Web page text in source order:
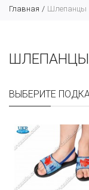
Главная Шлепанцы
ШЛЕПАНЦЫ
ВЫБЕРИТЕ